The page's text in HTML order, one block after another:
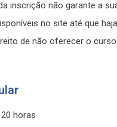
inscrição não garante a
no site até que
de não oferecer o
horas